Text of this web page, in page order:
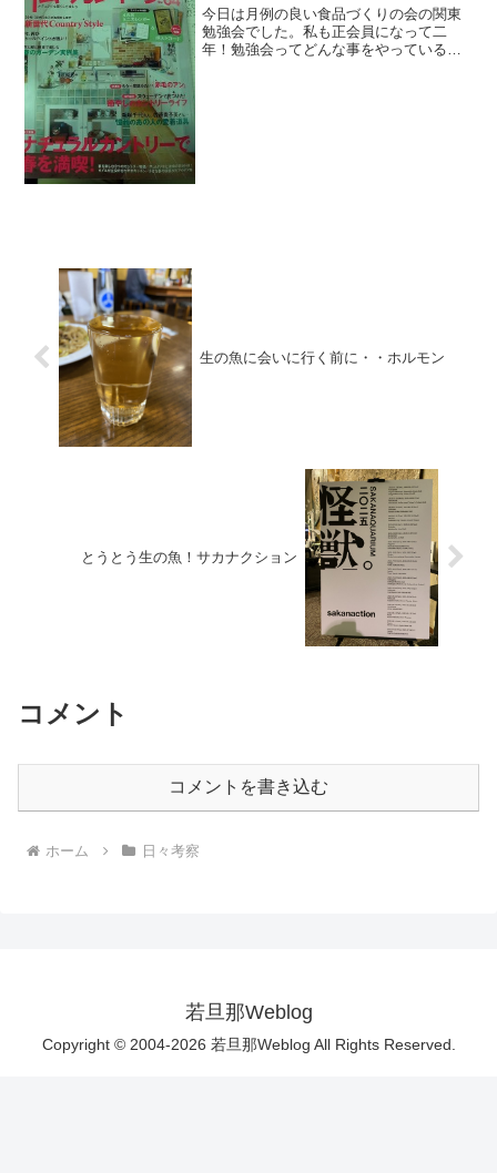
今日は月例の良い食品づくりの会の関東
勉強会でした。私も正会員になって二
年！勉強会ってどんな事をやっているか
生の魚に会いに行く前に・・ホルモン
とうとう生の魚！サカナクション
コメント
コメントを書き込む
ホーム 日々考察
若旦那Weblog
Copyright © 2004-2026 若旦那Weblog All Rights Reserved.